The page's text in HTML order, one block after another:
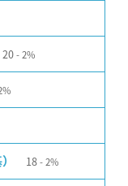
20 2%
18 2%